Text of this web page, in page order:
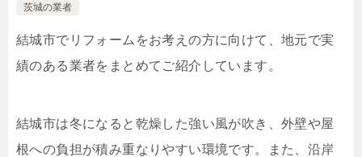
茨城の業者
結城市でリフォームをお考えの方に向けて、地元で実
績のある業者をまとめてご紹介しています。
結城市は冬になると乾燥した強い風が吹き、外壁や屋
根への負担が積み重なりやすい環境です。また、沿岸